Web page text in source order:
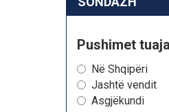
Pushimet
Në Shqipëri
Jashtë vendit
Asgjëkundi